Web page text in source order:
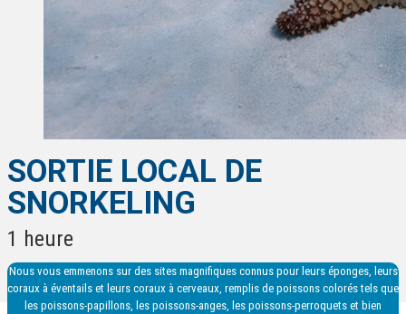
SORTIE LOCAL DE
SNORKELING
1 heure
Nous vous emmenons sur des sites magnifiques connus pour leurs éponges, leurs
coraux à éventails et leurs coraux à cerveaux, remplis de poissons colorés tels que
les poissons-papillons, les poissons-anges, les poissons-perroquets et bien